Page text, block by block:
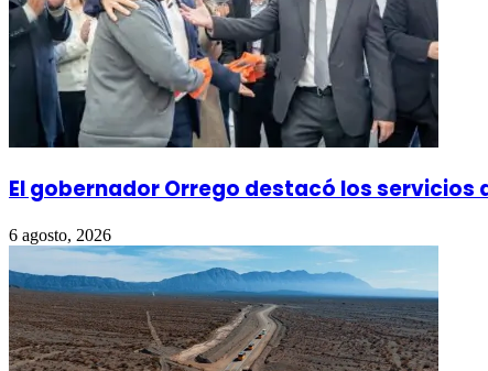
El gobernador Orrego destacó los servicios
6 agosto, 2026